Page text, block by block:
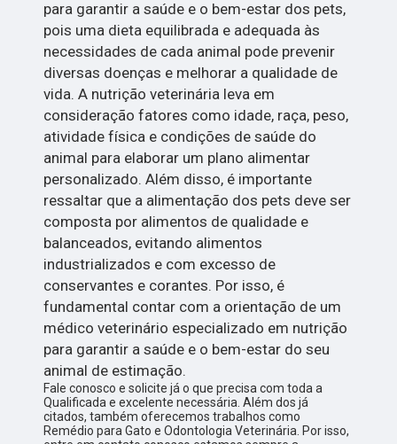
para garantir a saúde e o bem-estar dos pets,
pois uma dieta equilibrada e adequada às
necessidades de cada animal pode prevenir
diversas doenças e melhorar a qualidade de
vida. A nutrição veterinária leva em
consideração fatores como idade, raça, peso,
atividade física e condições de saúde do
animal para elaborar um plano alimentar
personalizado. Além disso, é importante
ressaltar que a alimentação dos pets deve ser
composta por alimentos de qualidade e
balanceados, evitando alimentos
industrializados e com excesso de
conservantes e corantes. Por isso, é
fundamental contar com a orientação de um
médico veterinário especializado em nutrição
para garantir a saúde e o bem-estar do seu
animal de estimação.
Fale conosco e solicite já o que precisa com toda a
Qualificada e excelente necessária. Além dos já
citados, também oferecemos trabalhos como
Remédio para Gato e Odontologia Veterinária. Por isso,